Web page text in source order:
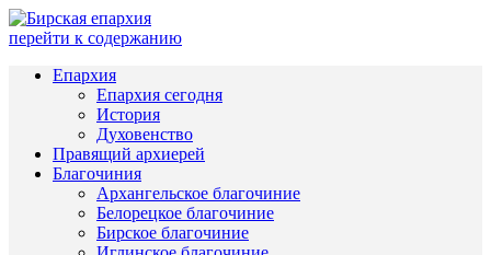
перейти к содержанию
Епархия
Епархия сегодня
История
Духовенство
Правящий архиерей
Благочиния
Архангельское благочиние
Белорецкое благочиние
Бирское благочиние